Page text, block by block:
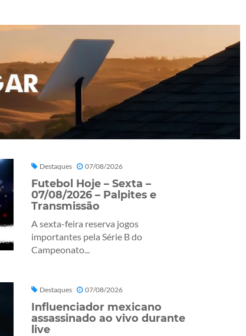
Destaques 07/08/2026
Futebol Hoje – Sexta –
07/08/2026 – Palpites e
Transmissão
A sexta-feira reserva jogos
importantes pela Série B do
Campeonato...
Destaques 07/08/2026
Influenciador mexicano
assassinado ao vivo durante
live